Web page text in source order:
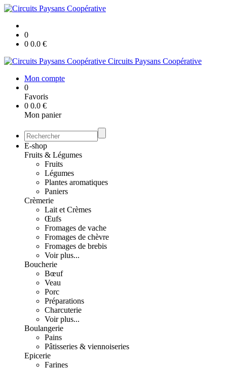
0
0 0.0 €
Circuits Paysans Coopérative
Mon compte
0
Favoris
0 0.0 €
Mon panier
E-shop
Fruits & Légumes
Fruits
Légumes
Plantes aromatiques
Paniers
Crèmerie
Lait et Crèmes
Œufs
Fromages de vache
Fromages de chèvre
Fromages de brebis
Voir plus...
Boucherie
Bœuf
Veau
Porc
Préparations
Charcuterie
Voir plus...
Boulangerie
Pains
Pâtisseries & viennoiseries
Epicerie
Farines